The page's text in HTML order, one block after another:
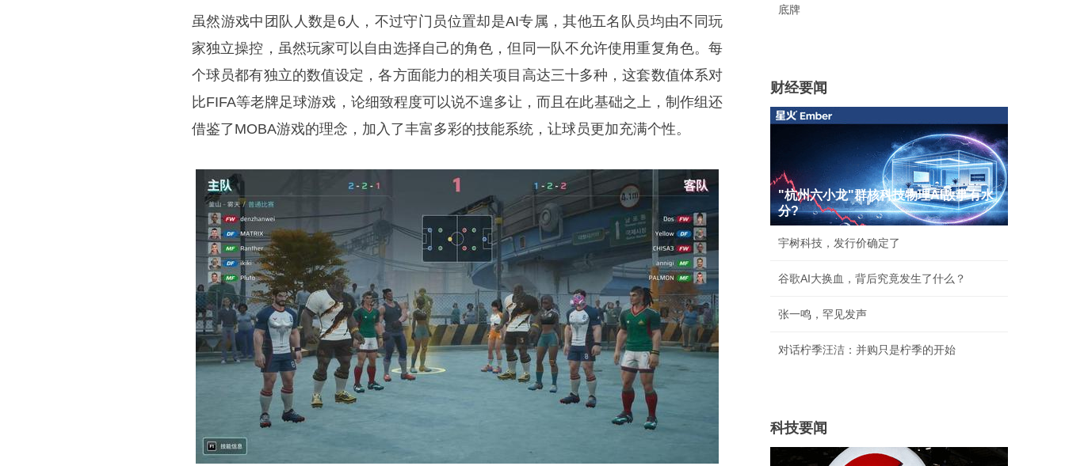
虽然游戏中团队人数是6人，不过守门员位置却是AI专属，其他五名队员均由不同玩
家独立操控，虽然玩家可以自由选择自己的角色，但同一队不允许使用重复角色。每
个球员都有独立的数值设定，各方面能力的相关项目高达三十多种，这套数值体系对
比FIFA等老牌足球游戏，论细致程度可以说不遑多让，而且在此基础之上，制作组还
借鉴了MOBA游戏的理念，加入了丰富多彩的技能系统，让球员更加充满个性。
底牌
财经要闻
"杭州六小龙"群核科技物理AI故事有水
分?
宇树科技，发行价确定了
谷歌AI大换血，背后究竟发生了什么？
张一鸣，罕见发声
对话柠季汪洁：并购只是柠季的开始
科技要闻